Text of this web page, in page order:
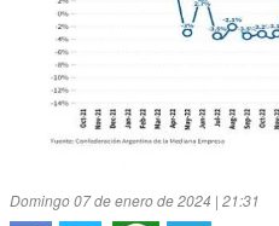
Domingo 07 de enero de 2024 | 21:31